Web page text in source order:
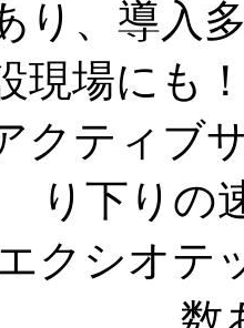
り、導入
現場にも
クティブ
り下りの
クシオテ